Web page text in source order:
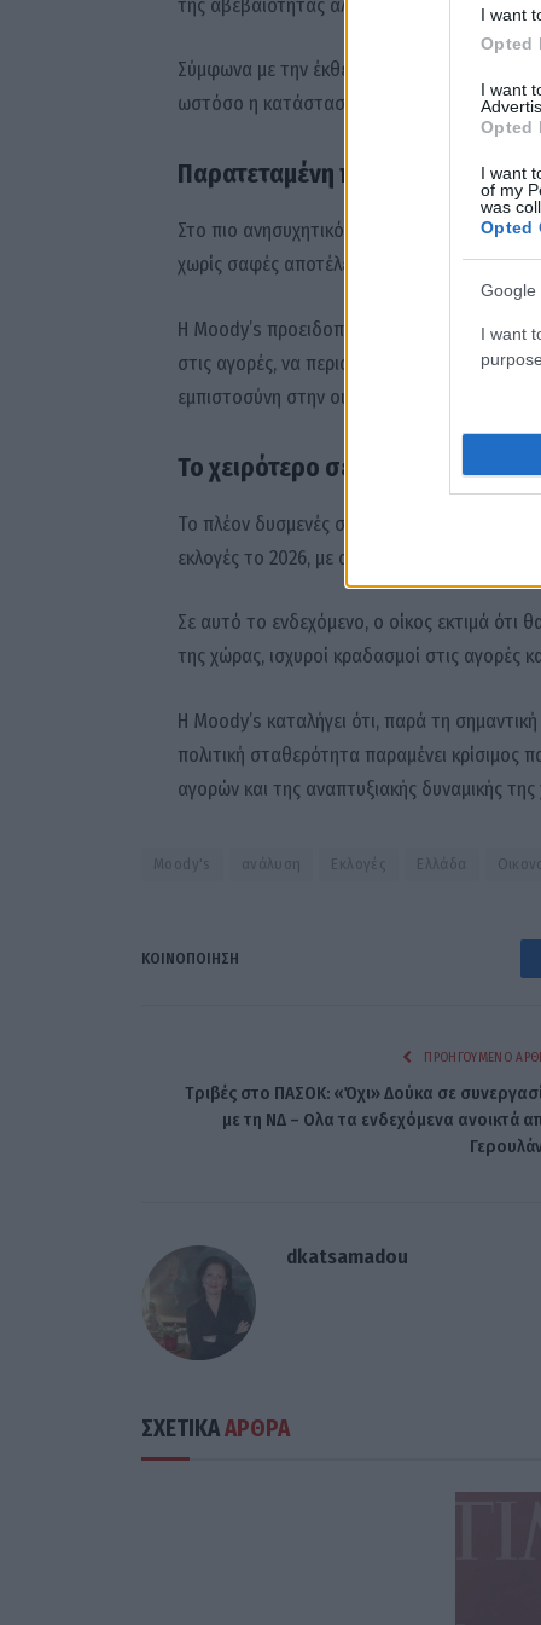
I want
Opted
I want
Opted
I want
of my
was
Opted
Google
I want
Σύμφωνα με την έκθεση, οι επενδύσεις και
ωστόσο η κατάσταση θα μπορούσε να
Παρατεταμένη πολιτική αστάθεια
Στο πιο ανησυχητικό σενάριο, η Ελλάδα
χωρίς σαφές αποτέλεσμα και χωρίς
Η Moody’s προειδοποιεί ότι σε μια τέτοια
στις αγορές, να περιοριστεί η ρευστότητα
εμπιστοσύνη στην οικονομία.
Το χειρότερο σενάριο: Πολιτικό
Το πλέον δυσμενές σενάριο αφορά μια
εκλογές το 2026, με αλλεπάλληλες
Σε αυτό το ενδεχόμενο, ο οίκος εκτιμά ότι
της χώρας, ισχυροί κραδασμοί στις αγορές
Η Moody’s καταλήγει ότι, παρά τη
πολιτική σταθερότητα παραμένει κρίσιμος
αγορών και της αναπτυξιακής δυναμικής
Moody's ανάλυση Εκλογές Ελλάδα
ΚΟΙΝΟΠΟΊΗΣΗ
ΠΡΟΗΓΟΎΜΕΝΟ
Tριβές στο ΠΑΣΟΚ: «Όχι» Δούκα σε
με τη ΝΔ – Ολα τα ενδεχόμενα ανοικτά
dkatsamadou
ΣΧΕΤΙΚΑΑΡΘΡΑ